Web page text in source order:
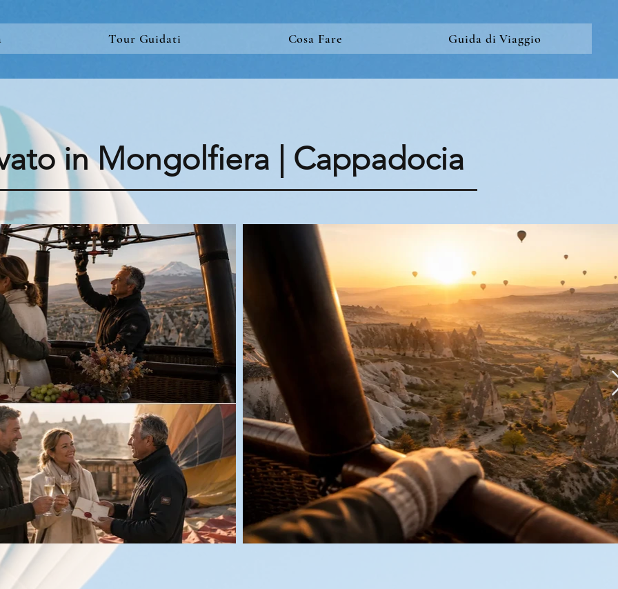
Tour Guidati Cosa Fare Guida di Viaggio
in Mongolfiera | Cappadocia